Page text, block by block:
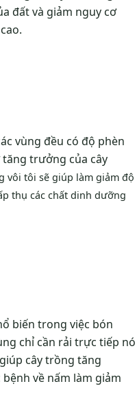
đất và giảm nguy cơ
vùng đều có độ phèn
trưởng của cây
vôi tôi sẽ giúp làm giảm độ
thụ các chất dinh dưỡng
biến trong việc bón
chỉ cần rải trực tiếp nó
cây trồng tăng
về nấm làm giảm